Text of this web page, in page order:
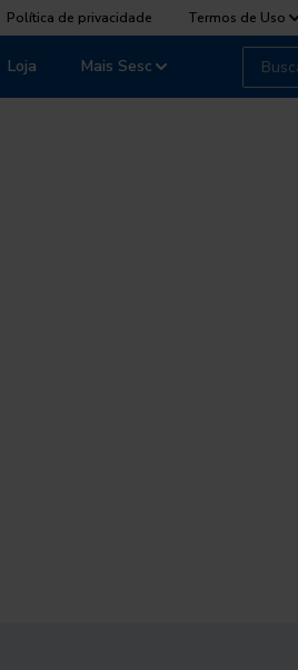
Política de privacidade Termos de Uso
Loja Mais Sesc